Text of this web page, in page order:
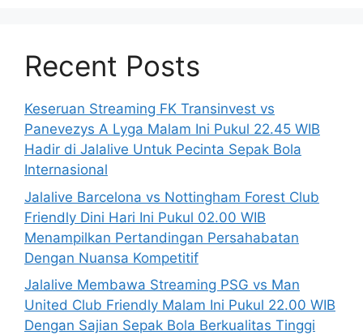
Recent Posts
Keseruan Streaming FK Transinvest vs
Panevezys A Lyga Malam Ini Pukul 22.45 WIB
Hadir di Jalalive Untuk Pecinta Sepak Bola
Internasional
Jalalive Barcelona vs Nottingham Forest Club
Friendly Dini Hari Ini Pukul 02.00 WIB
Menampilkan Pertandingan Persahabatan
Dengan Nuansa Kompetitif
Jalalive Membawa Streaming PSG vs Man
United Club Friendly Malam Ini Pukul 22.00 WIB
Dengan Sajian Sepak Bola Berkualitas Tinggi